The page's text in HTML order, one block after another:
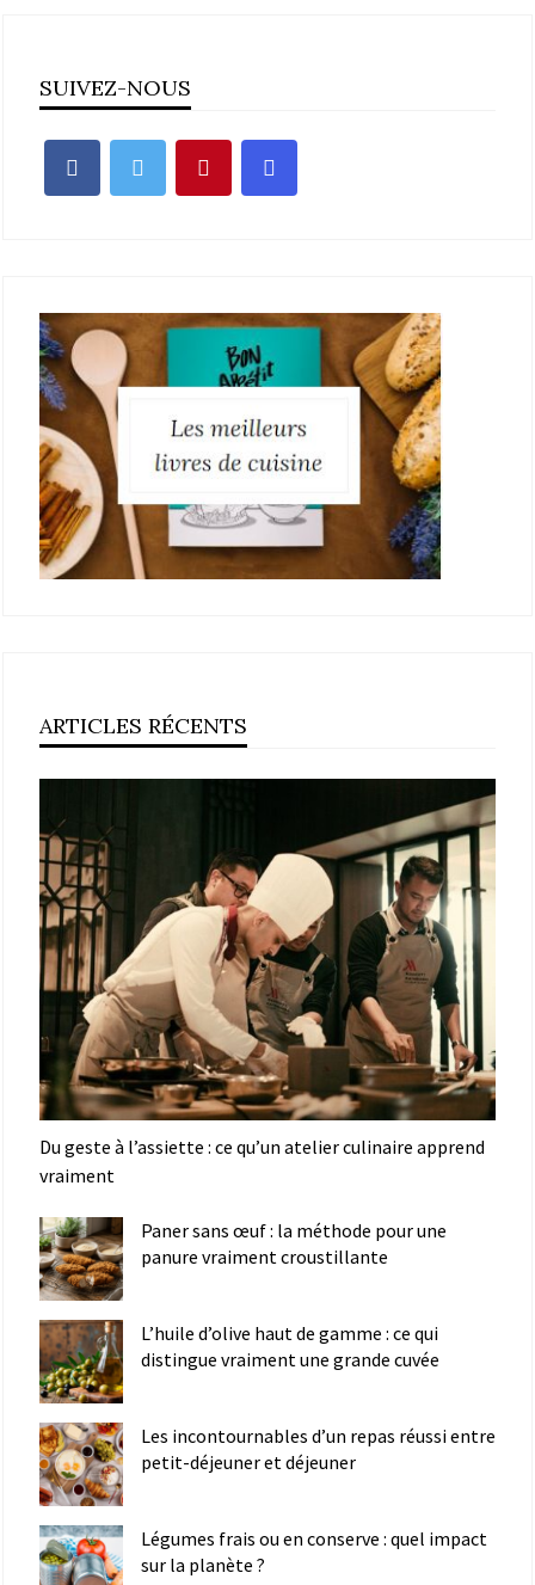
SUIVEZ-NOUS
ARTICLES RÉCENTS
Du geste à l’assiette : ce qu’un atelier culinaire apprend
vraiment
Paner sans œuf : la méthode pour une
panure vraiment croustillante
L’huile d’olive haut de gamme : ce qui
distingue vraiment une grande cuvée
Les incontournables d’un repas réussi entre
petit-déjeuner et déjeuner
Légumes frais ou en conserve : quel impact
sur la planète ?